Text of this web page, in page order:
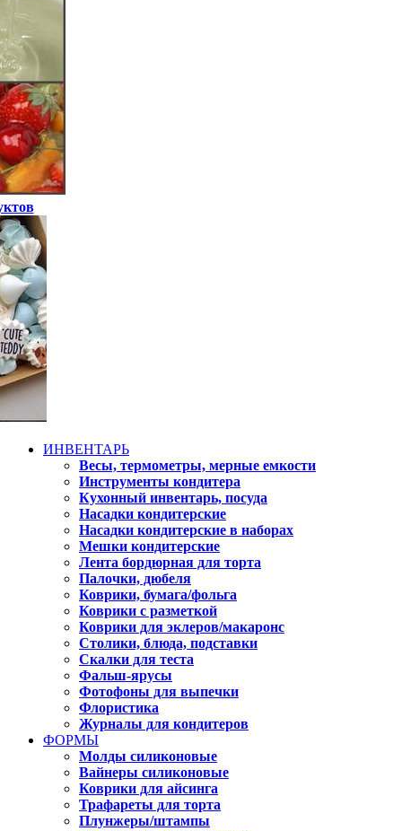
ИНВЕНТАРЬ
Весы, термометры, мерные емкости
Инструменты кондитера
Кухонный инвентарь, посуда
Насадки кондитерские
Насадки кондитерские в наборах
Мешки кондитерские
Лента бордюрная для торта
Палочки, дюбеля
Коврики, бумага/фольга
Коврики с разметкой
Коврики для эклеров/макаронс
Столики, блюда, подставки
Скалки для теста
Фальш-ярусы
Фотофоны для выпечки
Флористика
Журналы для кондитеров
ФОРМЫ
Молды силиконовые
Вайнеры силиконовые
Коврики для айсинга
Трафареты для торта
Плунжеры/штампы